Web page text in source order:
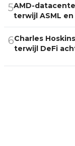
5AMD-
terwijl ASML
6Charles
terwijl DeFi